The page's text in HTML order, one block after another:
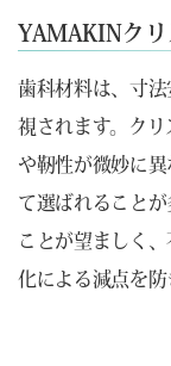
YAMAKINク
歯科材料は、寸
視されます。クリ
や靭性が微妙に
て選ばれること
ことが望ましく
化による減点を防